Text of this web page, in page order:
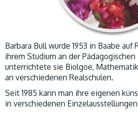
Barbara Bull wurde 1953 in Baabe auf
ihrem Studium an der
unterrichtete sie Biolgoe,
an verschiedenen Realschulen.
Seit 1985 kann man ihre eigenen
in verschiedenen